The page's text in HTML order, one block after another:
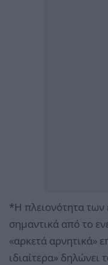
*Η πλειονότητα των
σημαντικά από το
«αρκετά αρνητικά»
ιδιαίτερα» δηλώνει